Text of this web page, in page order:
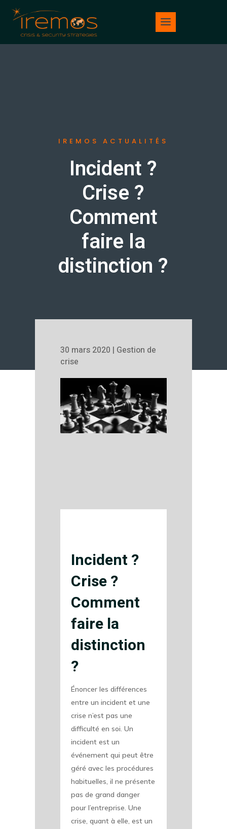
IREMOS ACTUALITÉS
Incident ?
Crise ?
Comment
faire la
distinction ?
30 mars 2020 | Gestion de
crise
Incident ?
Crise ?
Comment
faire la
distinction
?
Énoncer les différences
entre un incident et une
crise n’est pas une
difficulté en soi. Un
incident est un
événement qui peut être
géré avec les procédures
habituelles, il ne présente
pas de grand danger
pour l’entreprise. Une
crise, quant à elle, est un